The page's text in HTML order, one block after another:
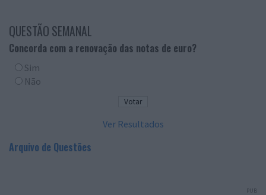
QUESTÃO SEMANAL
Concorda com a renovação das notas de euro?
Sim
Não
Ver Resultados
Arquivo de Questões
PUB